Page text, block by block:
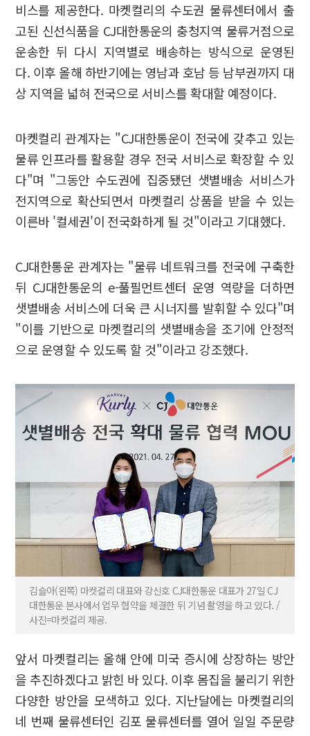
비스를 제공한다. 마켓컬리의 수도권 물류센터에서 출
고된 신선식품을 CJ대한통운의 충청지역 물류거점으로
운송한 뒤 다시 지역별로 배송하는 방식으로 운영된
다. 이후 올해 하반기에는 영남과 호남 등 남부권까지 대
상 지역을 넓혀 전국으로 서비스를 확대할 예정이다.
마켓컬리 관계자는 "CJ대한통운이 전국에 갖추고 있는
물류 인프라를 활용할 경우 전국 서비스로 확장할 수 있
다"며 "그동안 수도권에 집중됐던 샛별배송 서비스가
전지역으로 확산되면서 마켓컬리 상품을 받을 수 있는
이른바 '컬세권'이 전국화하게 될 것"이라고 기대했다.
CJ대한통운 관계자는 "물류 네트워크를 전국에 구축한
뒤 CJ대한통운의 e-풀필먼트센터 운영 역량을 더하면
샛별배송 서비스에 더욱 큰 시너지를 발휘할 수 있다"며
"이를 기반으로 마켓컬리의 샛별배송을 조기에 안정적
으로 운영할 수 있도록 할 것"이라고 강조했다.
김슬아(왼쪽) 마켓컬리 대표와 강신호 CJ대한통운 대표가 27일 CJ
대한통운 본사에서 업무 협약을 체결한 뒤 기념 촬영을 하고 있다. /
사진=마켓컬리 제공.
앞서 마켓컬리는 올해 안에 미국 증시에 상장하는 방안
을 추진하겠다고 밝힌 바 있다. 이후 몸집을 불리기 위한
다양한 방안을 모색하고 있다. 지난달에는 마켓컬리의
네 번째 물류센터인 김포 물류센터를 열어 일일 주문량